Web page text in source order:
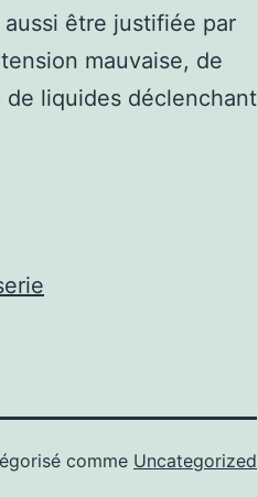
être justifiée par
mauvaise, de
de liquides déclenchant
comme Uncategorized